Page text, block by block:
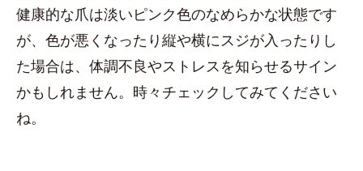
健康的な爪は淡いピンク色のなめらかな状態です
が、色が悪くなったり縦や横にスジが入ったりし
た場合は、体調不良やストレスを知らせるサイン
かもしれません。時々チェックしてみてください
ね。